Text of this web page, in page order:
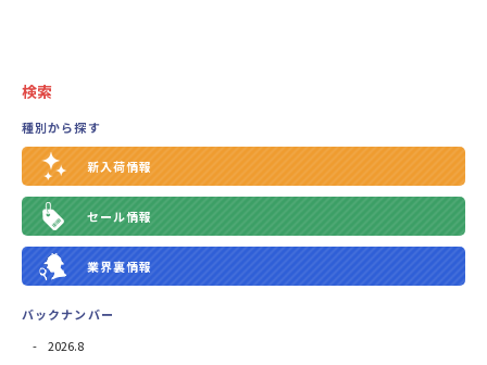
検索
種別から探す
新入荷情報
セール情報
業界裏情報
バックナンバー
2026.8